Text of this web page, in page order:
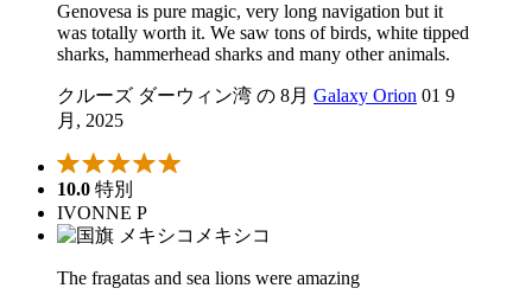
Genovesa is pure magic, very long navigation but it
was totally worth it. We saw tons of birds, white tipped
sharks, hammerhead sharks and many other animals.
クルーズ ダーウィン湾 の 8月 Galaxy Orion 01 9
月, 2025
10.0 特別
IVONNE P
メキシコ
The fragatas and sea lions were amazing